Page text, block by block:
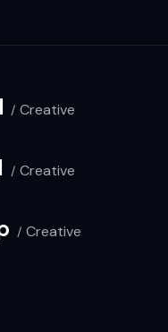
Creative
Creative
Creative